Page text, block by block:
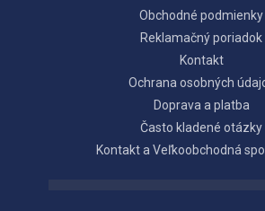
Obchodné podmienky
Reklamačný poriadok
Kontakt
Ochrana osobných
Doprava a platba
Často kladené otázky
Kontakt a Veľkoobchodná